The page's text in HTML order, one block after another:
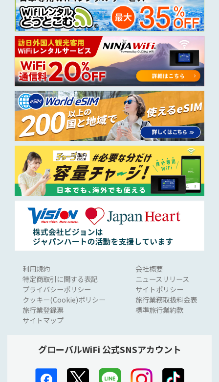
利用規約
特定商取引に関する表記
プライバシーポリシー
クッキー(Cookie)ポリシー
旅行業登録票
サイトマップ
会社概要
ニュースリリース
サイトポリシー
旅行業務取扱料金表
標準旅行業約款
グローバルWiFi 公式SNSアカウント